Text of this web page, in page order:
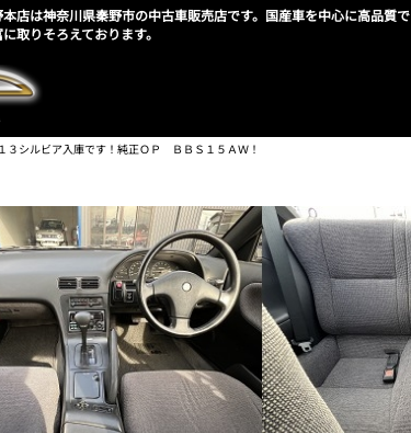
店は神奈川県秦野市の中古車販売店です。国産車を中心に高品質で
取りそろえております。
３シルビア入庫です！純正ＯＰ ＢＢＳ１５ＡＷ！